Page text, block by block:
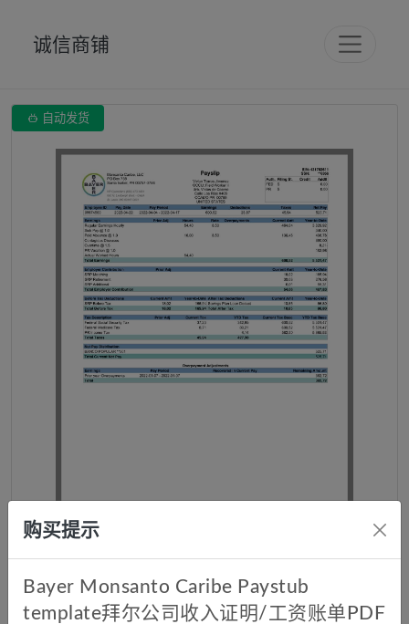
诚信商铺
 自动发货
购买提示
Bayer Monsanto Caribe Paystub
template拜尔公司收入证明/工资账单PDF